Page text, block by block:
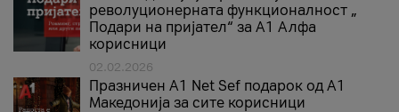
револуционерната функционалност „
Подари на пријател“ за А1 Алфа
корисници
02.02.2026
Празничен A1 Net Sеf подарок од А1
Македонија за сите корисници